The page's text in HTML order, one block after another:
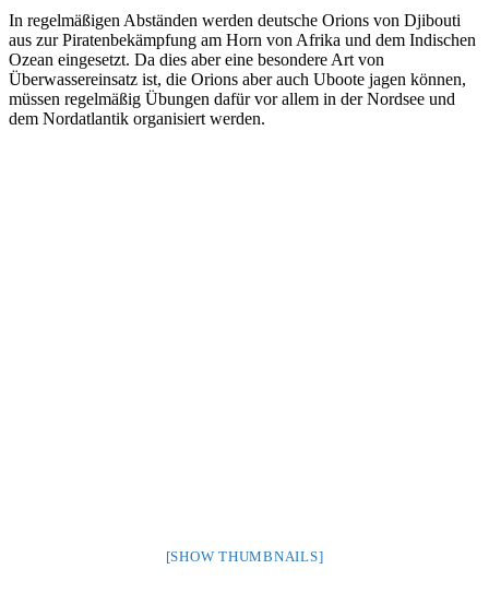
In regelmäßigen Abständen werden deutsche Orions von Djibouti
aus zur Piratenbekämpfung am Horn von Afrika und dem Indischen
Ozean eingesetzt. Da dies aber eine besondere Art von
Überwassereinsatz ist, die Orions aber auch Uboote jagen können,
müssen regelmäßig Übungen dafür vor allem in der Nordsee und
dem Nordatlantik organisiert werden.
[SHOW THUMBNAILS]